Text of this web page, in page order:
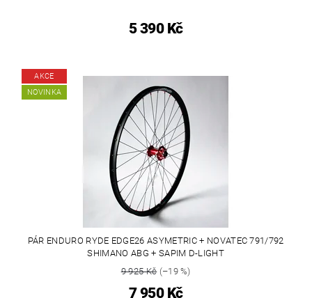
5 390 Kč
AKCE
NOVINKA
PÁR ENDURO RYDE EDGE26 ASYMETRIC + NOVATEC 791/792
SHIMANO ABG + SAPIM D-LIGHT
9 925 Kč(–19 %)
7 950 Kč